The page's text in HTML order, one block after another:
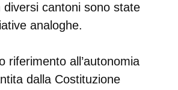
cantoni sono state
analoghe.
riferimento all’autonomia
dalla Costituzione